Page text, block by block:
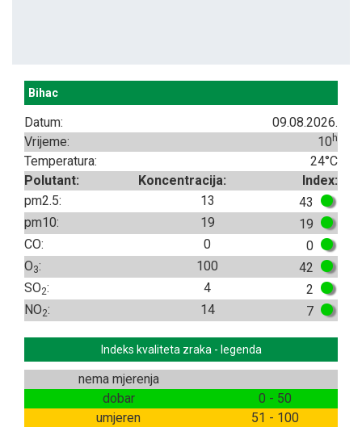
Bihac
Datum:
09.08.2026.
Vrijeme:
10 h
Temperatura:
24°C
Polutant:
Koncentracija:
Index:
pm2.5:
13
43
pm10:
19
19
CO:
0
0
O3: 100
42
SO2: 4
2
NO2: 14 7
Indeks kvaliteta zraka - legenda
nema mjerenja
dobar
0 - 50
umjeren
51 - 100